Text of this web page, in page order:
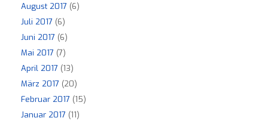
August 2017 (6)
Juli 2017 (6)
Juni 2017 (6)
Mai 2017 (7)
April 2017 (13)
März 2017 (20)
Februar 2017 (15)
Januar 2017 (11)